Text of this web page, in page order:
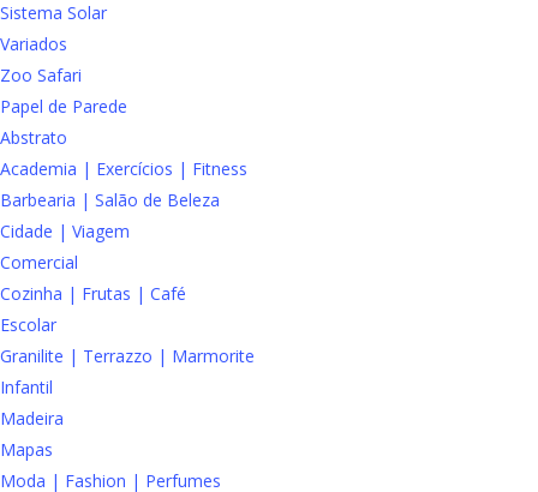
Sistema Solar
Variados
Zoo Safari
Papel de Parede
Abstrato
Academia | Exercícios | Fitness
Barbearia | Salão de Beleza
Cidade | Viagem
Comercial
Cozinha | Frutas | Café
Escolar
Granilite | Terrazzo | Marmorite
Infantil
Madeira
Mapas
Moda | Fashion | Perfumes